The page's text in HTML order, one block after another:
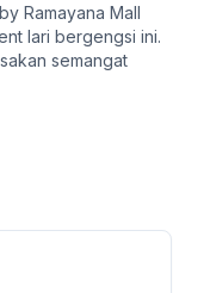
Ramayana Mall
lari bergengsi ini.
semangat